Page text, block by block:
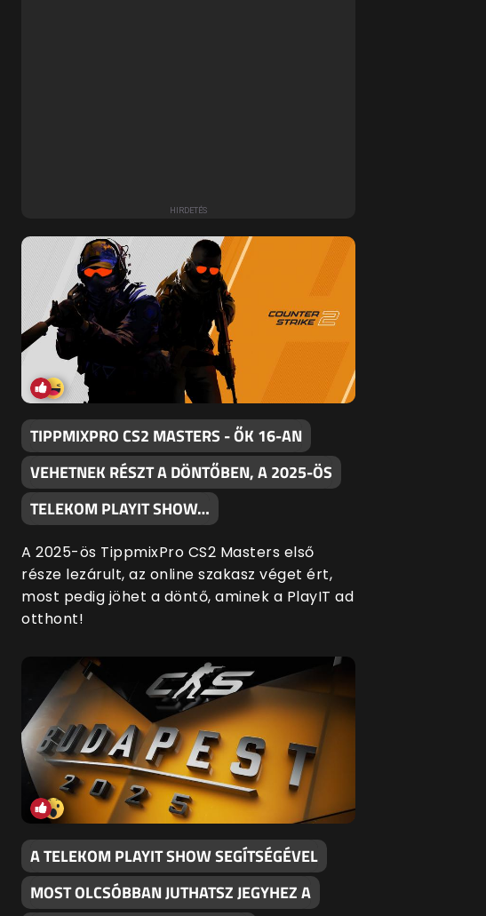
TIPPMIXPRO CS2 MASTERS - ŐK 16-AN
VEHETNEK RÉSZT A DÖNTŐBEN, A 2025-ÖS
TELEKOM PLAYIT SHOW…
A 2025-ös TippmixPro CS2 Masters első
része lezárult, az online szakasz véget ért,
most pedig jöhet a döntő, aminek a PlayIT ad
otthont!
A TELEKOM PLAYIT SHOW SEGÍTSÉGÉVEL
MOST OLCSÓBBAN JUTHATSZ JEGYHEZ A